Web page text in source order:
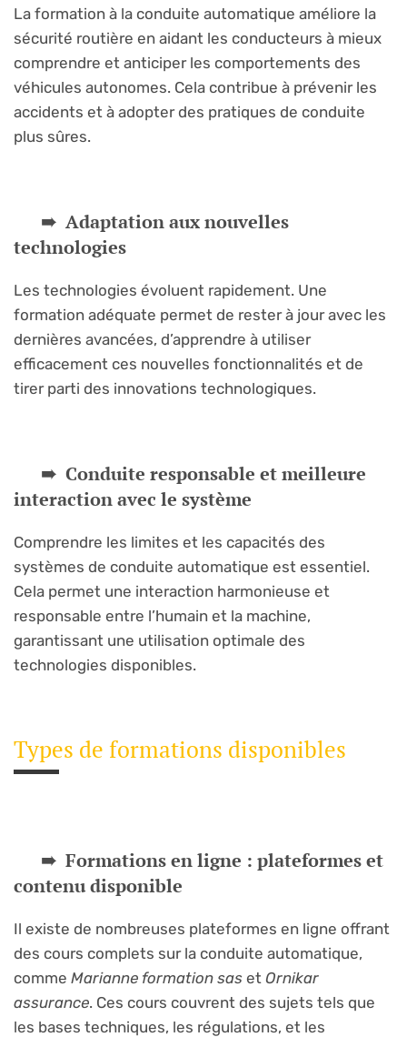
La formation à la conduite automatique améliore la
sécurité routière en aidant les conducteurs à mieux
comprendre et anticiper les comportements des
véhicules autonomes. Cela contribue à prévenir les
accidents et à adopter des pratiques de conduite
plus sûres.
Adaptation aux nouvelles
technologies
Les technologies évoluent rapidement. Une
formation adéquate permet de rester à jour avec les
dernières avancées, d’apprendre à utiliser
efficacement ces nouvelles fonctionnalités et de
tirer parti des innovations technologiques.
Conduite responsable et meilleure
interaction avec le système
Comprendre les limites et les capacités des
systèmes de conduite automatique est essentiel.
Cela permet une interaction harmonieuse et
responsable entre l’humain et la machine,
garantissant une utilisation optimale des
technologies disponibles.
Types de formations disponibles
Formations en ligne : plateformes et
contenu disponible
Il existe de nombreuses plateformes en ligne offrant
des cours complets sur la conduite automatique,
comme Marianne formation sas et Ornikar
assurance. Ces cours couvrent des sujets tels que
les bases techniques, les régulations, et les